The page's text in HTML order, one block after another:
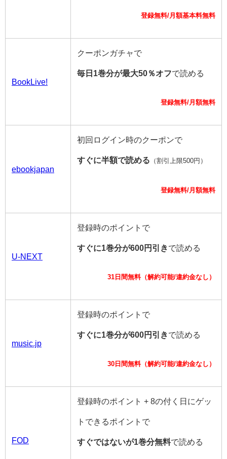
登録無料/月額基本料無料
BookLive!
クーポンガチャで
毎日1巻分が最大50％オフで読める
登録無料/月額無料
ebookjapan
初回ログイン時のクーポンで
すぐに半額で読める （割引上限500円）
登録無料/月額無料
U-NEXT
登録時のポイントで
すぐに1巻分が600円引きで読める
31日間無料（解約可能/違約金なし）
music.jp
登録時のポイントで
すぐに1巻分が600円引きで読める
30日間無料（解約可能/違約金なし）
FOD
登録時のポイント + 8の付く日にゲッ
トできるポイントで
すぐではないが1巻分無料で読める